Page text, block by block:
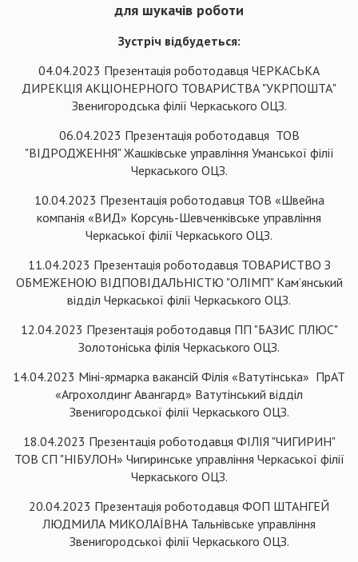
для шукачів роботи
Зустріч відбудеться:
04.04.2023 Презентація роботодавця ЧЕРКАСЬКА
ДИРЕКЦІЯ АКЦІОНЕРНОГО ТОВАРИСТВА "УКРПОШТА"
Звенигородська філії Черкаського ОЦЗ.
06.04.2023 Презентація роботодавця ТОВ
"ВІДРОДЖЕННЯ" Жашківське управління Уманської філії
Черкаського ОЦЗ.
10.04.2023 Презентація роботодавця ТОВ «Швейна
компанія «ВИД» Корсунь-Шевченківське управління
Черкаської філії Черкаського ОЦЗ.
11.04.2023 Презентація роботодавця ТОВАРИСТВО З
ОБМЕЖЕНОЮ ВІДПОВІДАЛЬНІСТЮ "ОЛІМП" Кам’янський
відділ Черкаської філії Черкаського ОЦЗ.
12.04.2023 Презентація роботодавця ПП "БАЗИС ПЛЮС"
Золотоніська філія Черкаського ОЦЗ.
14.04.2023 Міні-ярмарка вакансій Філія «Ватутінська» ПрАТ
«Агрохолдинг Авангард» Ватутінський відділ
Звенигородської філії Черкаського ОЦЗ.
18.04.2023 Презентація роботодавця ФІЛІЯ "ЧИГИРИН"
ТОВ СП "НІБУЛОН» Чигиринське управління Черкаської філії
Черкаського ОЦЗ.
20.04.2023 Презентація роботодавця ФОП ШТАНГЕЙ
ЛЮДМИЛА МИКОЛАЇВНА Тальнівське управління
Звенигородської філії Черкаського ОЦЗ.